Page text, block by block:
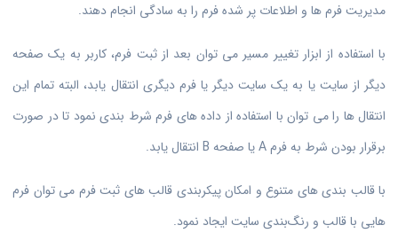
مدیریت فرم ها و اطلاعات پر شده فرم را به سادگی انجام دهند.
با استفاده از ابزار تغییر مسیر می توان بعد از ثبت فرم، کاربر به یک صفحه
دیگر از سایت یا به یک سایت دیگر یا فرم دیگری انتقال یابد، البته تمام این
انتقال ها را می توان با استفاده از داده های فرم شرط بندی نمود تا در صورت
برقرار بودن شرط به فرم A یا صفحه B انتقال یابد.
با قالب بندی های متنوع و امکان پیکربندی قالب های ثبت فرم می توان فرم
هایی با قالب و رنگ‌بندی سایت ایجاد نمود.